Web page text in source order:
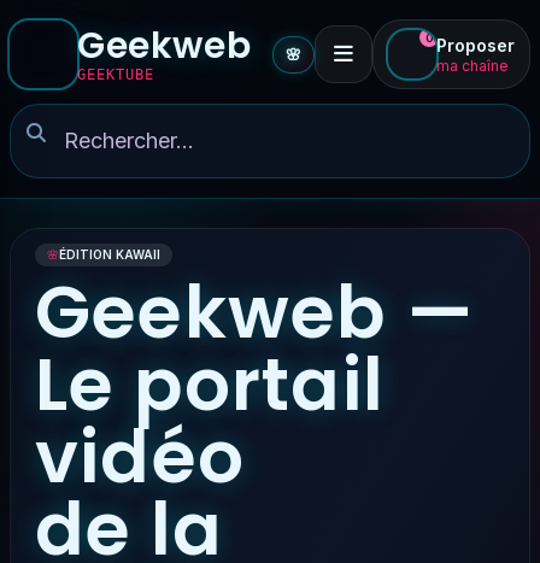
Geekweb
GEEKTUBE
🌸
0 Proposer
ma chaîne
🌸ÉDITION KAWAII
Geekweb —
Le portail
vidéo
de la